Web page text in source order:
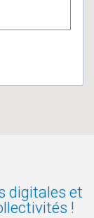
digitales et
!